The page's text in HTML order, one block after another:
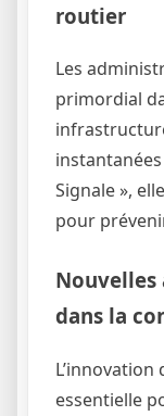
routier
Les
primordial
Signale »,
pour
Nouvelles
dans la
essentielle